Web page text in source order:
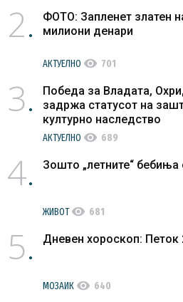
2
ФОТО: Запленет златен
милиони денари
АКТУЕЛНО visibility 701
3
Победа за Владата,
задржа статусот на
културно наследство
АКТУЕЛНО visibility 689
4 Зошто „летните“ бебиња
ЖИВОТvisibility 681
5 Дневен хороскоп: Петок
МОЗАИК visibility 640